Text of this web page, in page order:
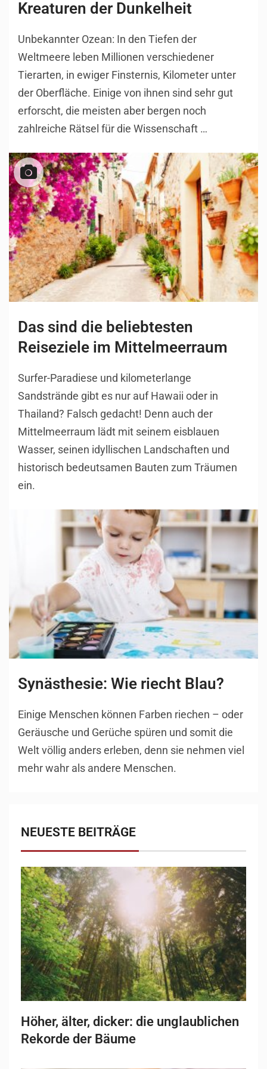
Kreaturen der Dunkelheit
Unbekannter Ozean: In den Tiefen der
Weltmeere leben Millionen verschiedener
Tierarten, in ewiger Finsternis, Kilometer unter
der Oberfläche. Einige von ihnen sind sehr gut
erforscht, die meisten aber bergen noch
zahlreiche Rätsel für die Wissenschaft …
Das sind die beliebtesten
Reiseziele im Mittelmeerraum
Surfer-Paradiese und kilometerlange
Sandstrände gibt es nur auf Hawaii oder in
Thailand? Falsch gedacht! Denn auch der
Mittelmeerraum lädt mit seinem eisblauen
Wasser, seinen idyllischen Landschaften und
historisch bedeutsamen Bauten zum Träumen
ein.
Synästhesie: Wie riecht Blau?
Einige Menschen können Farben riechen – oder
Geräusche und Gerüche spüren und somit die
Welt völlig anders erleben, denn sie nehmen viel
mehr wahr als andere Menschen.
NEUESTE BEITRÄGE
Höher, älter, dicker: die unglaublichen
Rekorde der Bäume